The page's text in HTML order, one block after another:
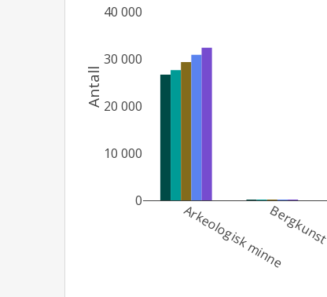
Arkeologisk minneBergkunst
0
10 000
20 000
30 000
40 000
Antall